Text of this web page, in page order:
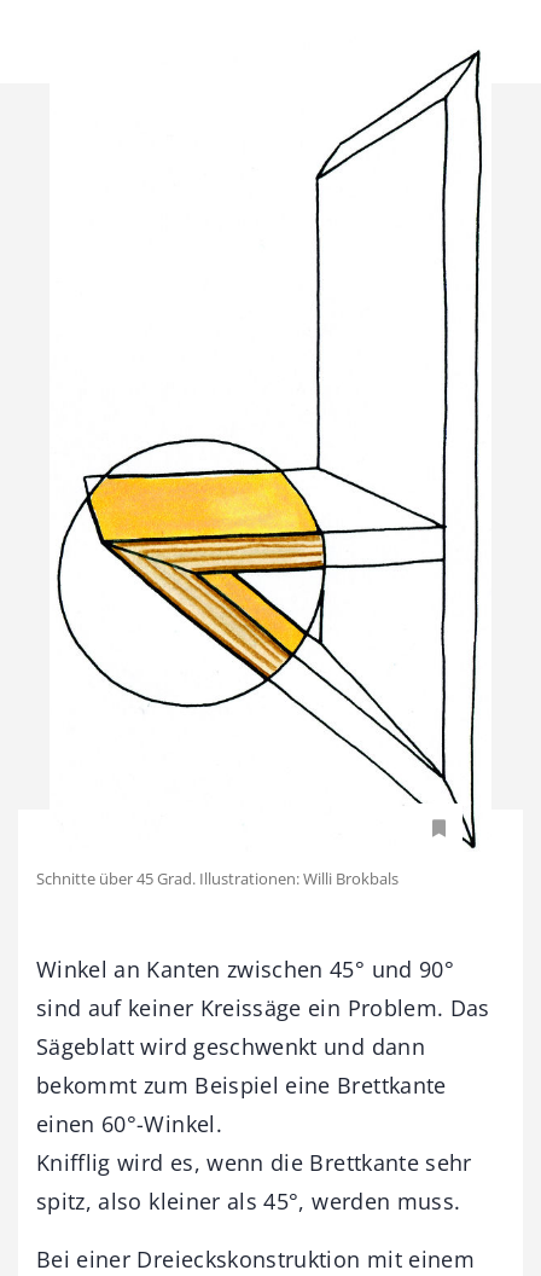
Schnitte über 45 Grad. Illustrationen: Willi Brokbals
Winkel an Kanten zwischen 45° und 90°
sind auf keiner Kreissäge ein Problem. Das
Sägeblatt wird geschwenkt und dann
bekommt zum Beispiel eine Brettkante
einen 60°-Winkel.
Knifflig wird es, wenn die Brettkante sehr
spitz, also kleiner als 45°, werden muss.
Bei einer Dreieckskonstruktion mit einem